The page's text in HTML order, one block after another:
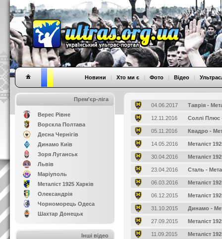
Новини | Хто ми є | Фото | Відео |
Прем'єр-ліга
Верес Рівне
Ворскла Полтава
Десна Чернігів
Динамо Київ
Зоря Луганськ
Львів
Маріуполь
Металіст 1925 Харків
Олександрія
Чорноморець Одеса
Шахтар Донецьк
Інші відео
04.06.2017 Таврія -
12.11.2016 Соллі Плюс
05.11.2016 Квадро -
14.05.2016 Металіст
30.04.2016 Металіст
23.04.2016 Сталь -
06.03.2016 Металіст
06.12.2015 Металіст
31.10.2015 Динамо -
27.09.2015 Металіст
11.09.2015 Металіст